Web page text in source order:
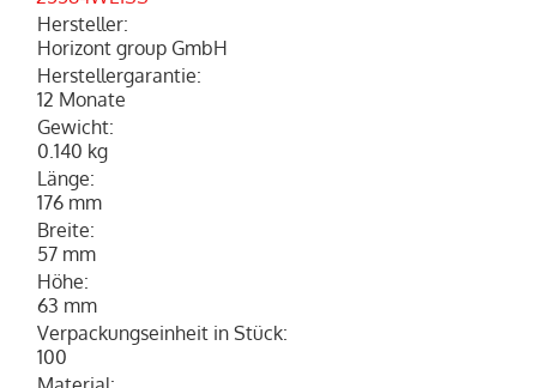
Hersteller:
Horizont group GmbH
Herstellergarantie:
12 Monate
Gewicht:
0.140 kg
Länge:
176 mm
Breite:
57 mm
Höhe:
63 mm
Verpackungseinheit in Stück:
100